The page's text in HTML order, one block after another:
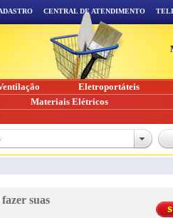
suas
CENTRAL DE ATENDIMENTO
Eletroportáteis
Materiais Elétricos